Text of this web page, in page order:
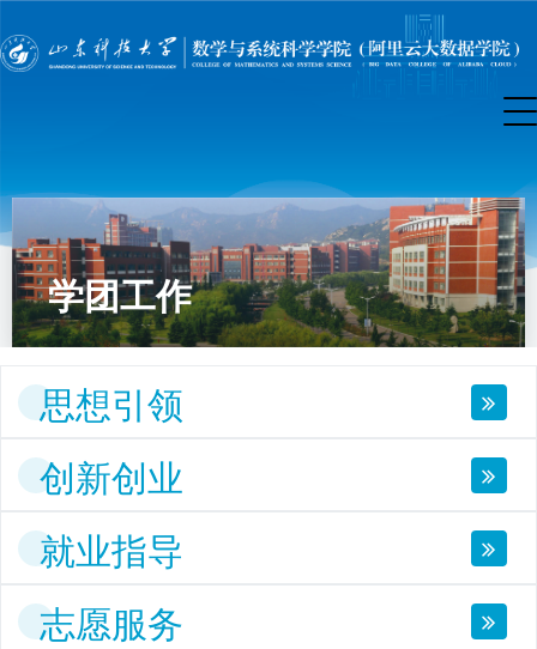
学团工作
思想引领
创新创业
就业指导
志愿服务